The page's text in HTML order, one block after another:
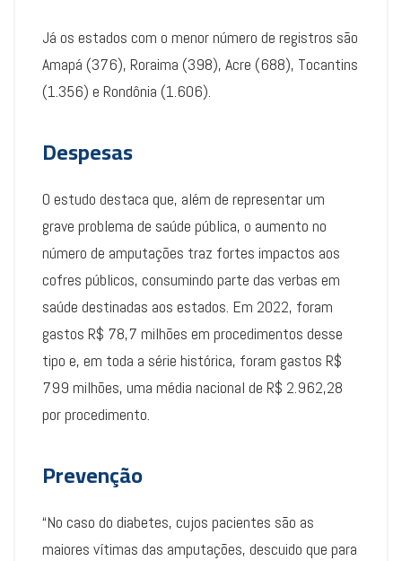
Já os estados com o menor número de registros são
Amapá (376), Roraima (398), Acre (688), Tocantins
(1.356) e Rondônia (1.606).
Despesas
O estudo destaca que, além de representar um
grave problema de saúde pública, o aumento no
número de amputações traz fortes impactos aos
cofres públicos, consumindo parte das verbas em
saúde destinadas aos estados. Em 2022, foram
gastos R$ 78,7 milhões em procedimentos desse
tipo e, em toda a série histórica, foram gastos R$
799 milhões, uma média nacional de R$ 2.962,28
por procedimento.
Prevenção
“No caso do diabetes, cujos pacientes são as
maiores vítimas das amputações, descuido que para